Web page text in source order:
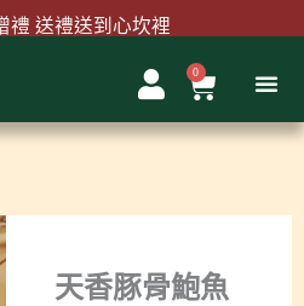
禮 送禮送到心坎裡
』現折100元
0
購
物
籃
天香豚骨鮑魚